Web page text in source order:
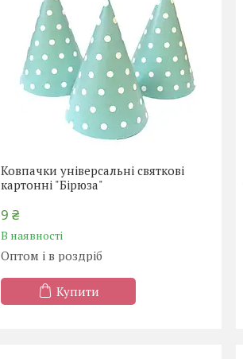
Ковпачки універсальні святкові
картонні "Бірюза"
9 ₴
В наявності
Оптом і в роздріб
Купити